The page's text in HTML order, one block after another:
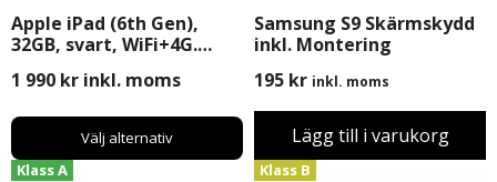
Apple iPad (6th Gen),
32GB, svart, WiFi+4G.
1 990 kr inkl. moms
Välj alternativ
Samsung S9 Skärmskydd
inkl. Montering
195 kr inkl. moms
Lägg till i varukorg
Klass A Klass B